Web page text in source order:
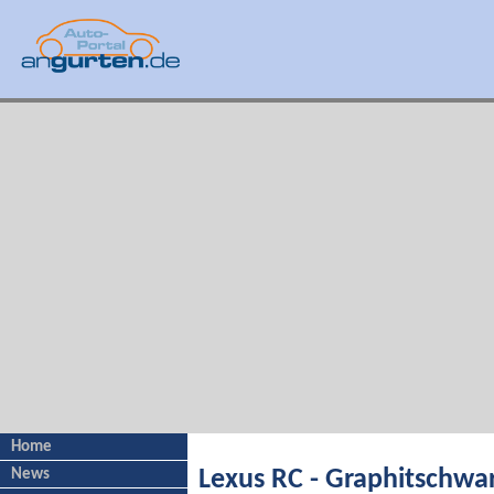
Home
News
Lexus RC -